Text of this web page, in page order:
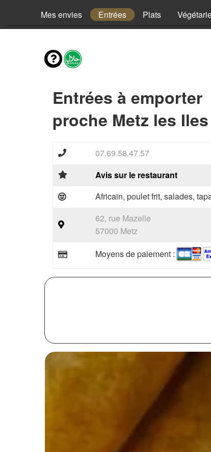
Mes envies Entrées Plats
Entrées à emporter
proche Metz les
07.69.58.47.57
Avis sur le restaurant
Africain, poulet frit, salades,
62, rue Mazelle
57000 Metz
Moyens de paiement :